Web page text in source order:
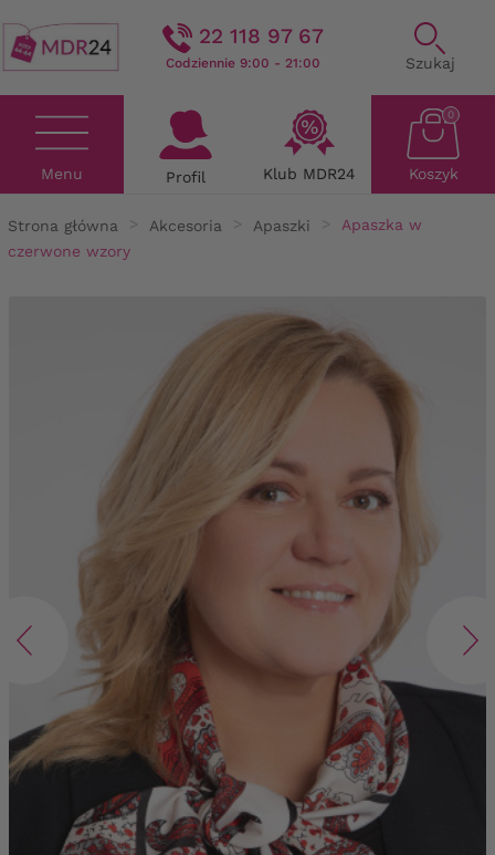
22 118 97 67
Codziennie 9:00 - 21:00 Szukaj
Menu Profil Klub MDR24 Koszyk
0
Strona główna Akcesoria Apaszki
Apaszka w
czerwone wzory